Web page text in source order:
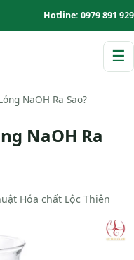
Hotline: 0979 891 929
☰
NaOH Ra Sao?
NaOH Ra
Hóa chất Lộc Thiên